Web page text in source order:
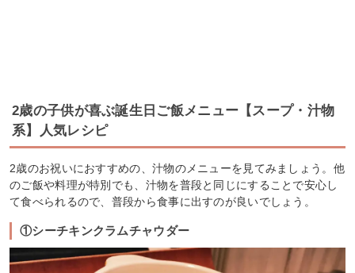
2歳の子供が喜ぶ誕生日ご飯メニュー【スープ・汁物
系】人気レシピ
2歳のお祝いにおすすめの、汁物のメニューを見てみましょう。他
のご飯や料理が特別でも、汁物を普段と同じにすることで安心し
て食べられるので、普段から食事に出すのが良いでしょう。
①シーチキンクラムチャウダー